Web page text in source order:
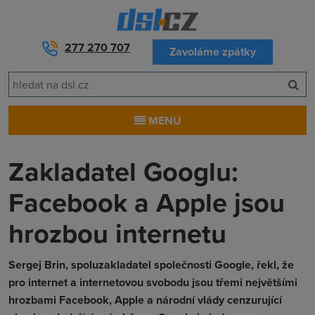
277 270 707 Zavoláme zpátky
MENU
Zakladatel Googlu:
Facebook a Apple jsou
hrozbou internetu
Sergej Brin, spoluzakladatel společnosti Google, řekl, že
pro internet a internetovou svobodu jsou třemi největšími
hrozbami Facebook, Apple a národní vlády cenzurující